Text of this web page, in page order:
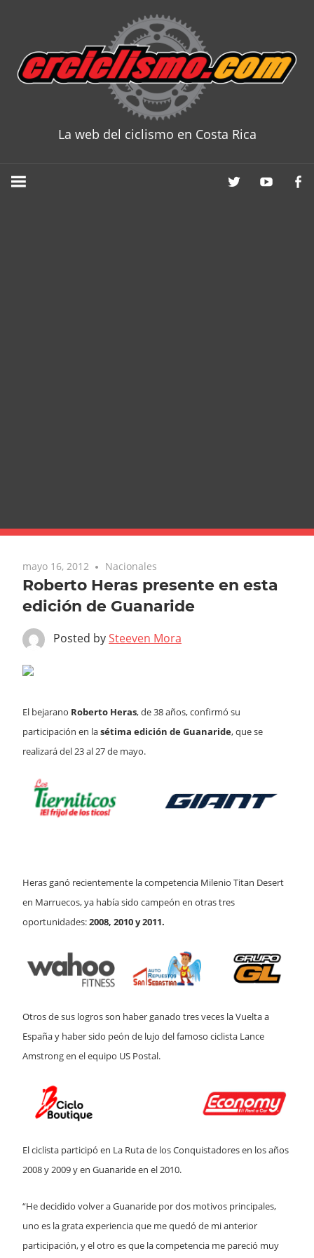
content
La web del ciclismo en Costa Rica
mayo 16, 2012 Nacionales
Roberto Heras presente en esta
edición de Guanaride
Posted bySteeven Mora
El bejarano Roberto Heras, de 38 años, confirmó su
participación en lasétima edición de Guanaride, que se
realizará del 23 al 27 de mayo.
Heras ganó recientemente la competencia Milenio Titan Desert
en Marruecos, ya había sido campeón en otras tres
oportunidades:2008, 2010 y 2011.
Otros de sus logros son haber ganado tres veces la Vuelta a
España y haber sido peón de lujo del famoso ciclista Lance
Amstrong en el equipo US Postal.
El ciclista participó en La Ruta de los Conquistadores en los años
2008 y 2009 y en Guanaride en el 2010.
“He decidido volver a Guanaride por dos motivos principales,
uno es la grata experiencia que me quedó de mi anterior
participación, y el otro es que la competencia me pareció muy